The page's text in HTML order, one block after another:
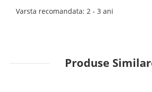
Varsta recomandata: 2 - 3 ani
Produse